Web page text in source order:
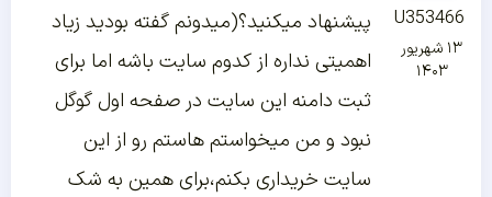
U353466
۱۳ شهریور
۱۴۰۳
پیشنهاد میکنید؟(میدونم گفته بودید زیاد
اهمیتی نداره از کدوم سایت باشه اما برای
ثبت دامنه این سایت در صفحه اول گوگل
نبود و من میخواستم هاستم رو از این
سایت خریداری بکنم،برای همین به شک